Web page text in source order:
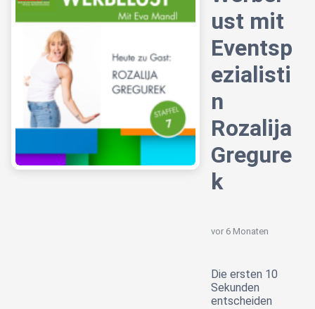
ust mit
Eventsp
ezialisti
n
Rozalija
Gregure
k
vor 6 Monaten
Die ersten 10
Sekunden
entscheiden